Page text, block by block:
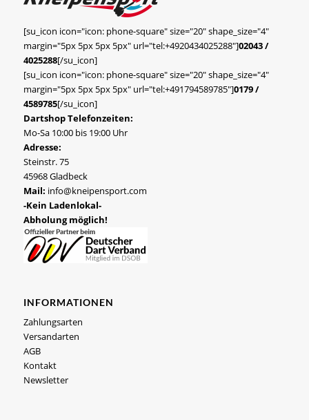
[su_icon icon="icon: phone-square" size="20" shape_size="4"
margin="5px 5px 5px 5px" url="tel:+4920434025288"]02043 /
4025288[/su_icon]
[su_icon icon="icon: phone-square" size="20" shape_size="4"
margin="5px 5px 5px 5px" url="tel:+491794589785"]0179 /
4589785[/su_icon]
Dartshop Telefonzeiten:
Mo-Sa 10:00 bis 19:00 Uhr
Adresse:
Steinstr. 75
45968 Gladbeck
Mail: info@kneipensport.com
-Kein Ladenlokal-
Abholung möglich!
INFORMATIONEN
Zahlungsarten
Versandarten
AGB
Kontakt
Newsletter